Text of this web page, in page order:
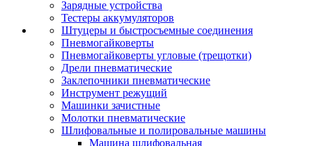
Зарядные устройства
Тестеры аккумуляторов
Штуцеры и быстросъемные соединения
Пневмогайковерты
Пневмогайковерты угловые (трещотки)
Дрели пневматические
Заклепочники пневматические
Инструмент режущий
Машинки зачистные
Молотки пневматические
Шлифовальные и полировальные машины
Машина шлифовальная